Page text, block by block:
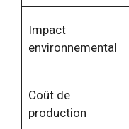
Impact
environnemental
Coût de
production